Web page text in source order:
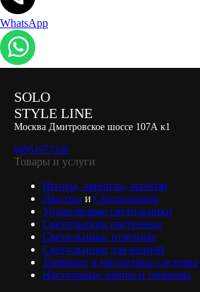
WhatsApp
SOLO
STYLE LINE
Москва Дмитровское шоссе 107А к1
84951977330
Товары и услуги
Шторы, карнизы, жалюзи
Люстры и Светильники
Управляемые светильники
Светильники настенные
Светильники точечные
Светильники для ванной
Трековые и магнитные системы
Настольные лампы и торшеры